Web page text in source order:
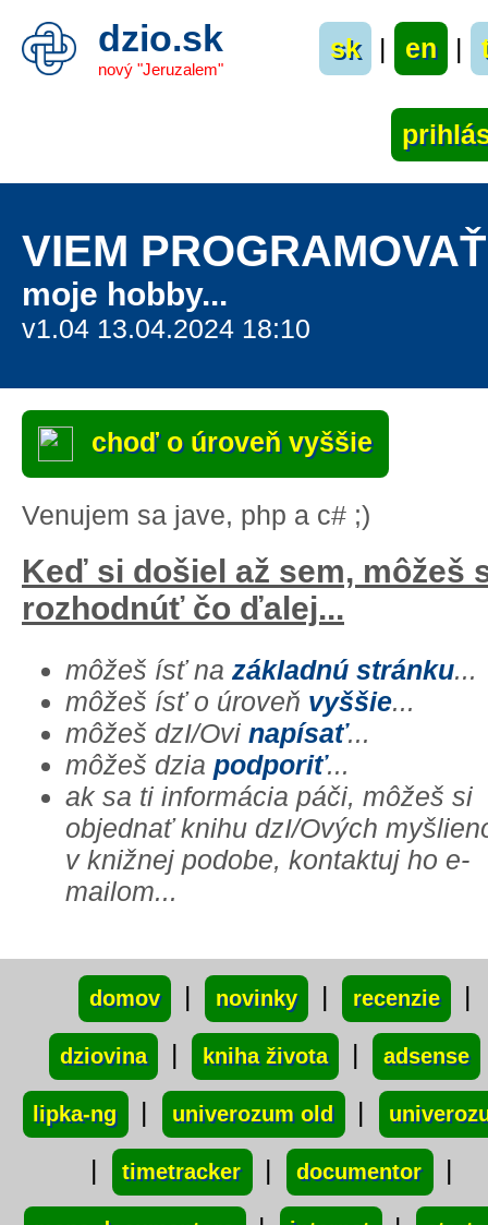
dzio.sk
nový "Jeruzalem"
sk | en |
VIEM PROGRAMOVAŤ
moje hobby...
v1.04 13.04.2024 18:10
choď o úroveň vyššie
Venujem sa jave, php a c# ;)
Keď si došiel až sem, môžeš
rozhodnúť čo ďalej...
môžeš ísť na základnú stránku...
môžeš ísť o úroveň vyššie...
môžeš dzI/Ovi napísať...
môžeš dzia podporiť...
ak sa ti informácia páči, môžeš si
objednať knihu dzI/Ových
v knižnej podobe, kontaktuj ho e-
mailom...
domov | novinky | recenzie |
dziovina | kniha života | adsense
lipka-ng | univerozum old |
| timetracker | documentor |